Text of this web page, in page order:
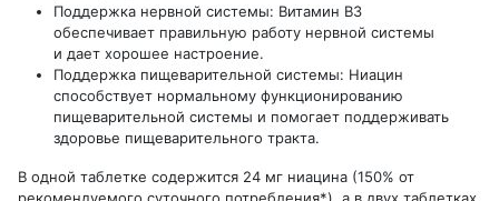
Поддержка нервной системы: Витамин B3
обеспечивает правильную работу нервной системы
и дает хорошее настроение.
Поддержка пищеварительной системы: Ниацин
способствует нормальному функционированию
пищеварительной системы и помогает поддерживать
здоровье пищеварительного тракта.
В одной таблетке содержится 24 мг ниацина (150% от
рекомендуемого суточного потребления*), а в двух таблетках